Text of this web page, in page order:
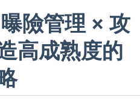
險管理 × 攻
高成熟度的